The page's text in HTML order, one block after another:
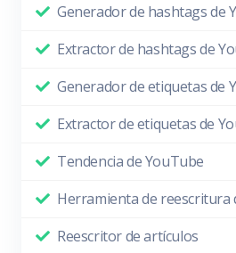
Generador de hashtags de
Extractor de hashtags de
Generador de etiquetas de
Extractor de etiquetas de
Tendencia de YouTube
Herramienta de reescritura
Reescritor de artículos